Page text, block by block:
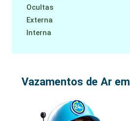
Ocultas
Externa
Interna
Vazamentos de Ar em